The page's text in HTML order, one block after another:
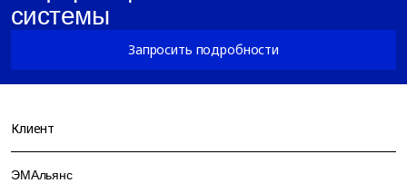
системы
Запросить подробности
Клиент
ЭМАльянс